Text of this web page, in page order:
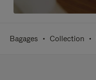
Bagages Collection